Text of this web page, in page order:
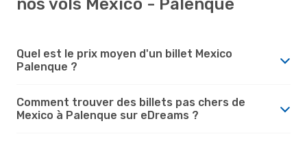
nos vols Mexico - Palenque
Quel est le prix moyen d'un billet Mexico
Palenque ?
Comment trouver des billets pas chers de
Mexico à Palenque sur eDreams ?